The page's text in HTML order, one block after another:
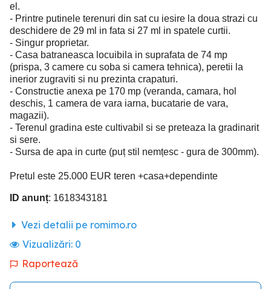
el.
- Printre putinele terenuri din sat cu iesire la doua strazi cu
deschidere de 29 ml in fata si 27 ml in spatele curtii.
- Singur proprietar.
- Casa batraneasca locuibila in suprafata de 74 mp
(prispa, 3 camere cu soba si camera tehnica), peretii la
inerior zugraviti si nu prezinta crapaturi.
- Constructie anexa pe 170 mp (veranda, camara, hol
deschis, 1 camera de vara iarna, bucatarie de vara,
magazii).
- Terenul gradina este cultivabil si se preteaza la gradinarit
si sere.
- Sursa de apa in curte (puț stil nemțesc - gura de 300mm).
Pretul este 25.000 EUR teren +casa+dependinte
ID anunț: 1618343181
Vezi detalii pe romimo.ro
Vizualizări: 0
Raportează